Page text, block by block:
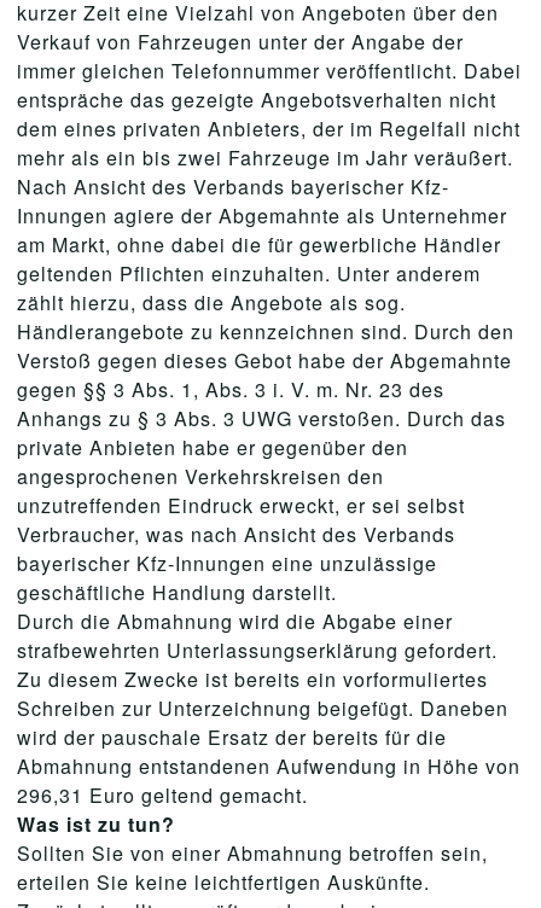
kurzer Zeit eine Vielzahl von Angeboten über den
Verkauf von Fahrzeugen unter der Angabe der
immer gleichen Telefonnummer veröffentlicht. Dabei
entspräche das gezeigte Angebotsverhalten nicht
dem eines privaten Anbieters, der im Regelfall nicht
mehr als ein bis zwei Fahrzeuge im Jahr veräußert.
Nach Ansicht des Verbands bayerischer Kfz-
Innungen agiere der Abgemahnte als Unternehmer
am Markt, ohne dabei die für gewerbliche Händler
geltenden Pflichten einzuhalten. Unter anderem
zählt hierzu, dass die Angebote als sog.
Händlerangebote zu kennzeichnen sind. Durch den
Verstoß gegen dieses Gebot habe der Abgemahnte
gegen §§ 3 Abs. 1, Abs. 3 i. V. m. Nr. 23 des
Anhangs zu § 3 Abs. 3 UWG verstoßen. Durch das
private Anbieten habe er gegenüber den
angesprochenen Verkehrskreisen den
unzutreffenden Eindruck erweckt, er sei selbst
Verbraucher, was nach Ansicht des Verbands
bayerischer Kfz-Innungen eine unzulässige
geschäftliche Handlung darstellt.
Durch die Abmahnung wird die Abgabe einer
strafbewehrten Unterlassungserklärung gefordert.
Zu diesem Zwecke ist bereits ein vorformuliertes
Schreiben zur Unterzeichnung beigefügt. Daneben
wird der pauschale Ersatz der bereits für die
Abmahnung entstandenen Aufwendung in Höhe von
296,31 Euro geltend gemacht.
Was ist zu tun?
Sollten Sie von einer Abmahnung betroffen sein,
erteilen Sie keine leichtfertigen Auskünfte.